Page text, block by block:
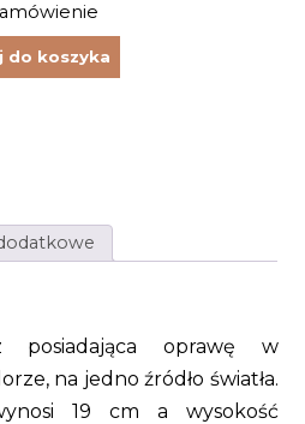
do koszyka
posiadająca oprawę w
na jedno źródło światła.
19 cm a wysokość